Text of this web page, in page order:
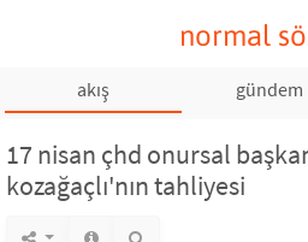
normal
akış gündem
17 nisan çhd onursal
kozağaçlı'nın tahliyesi